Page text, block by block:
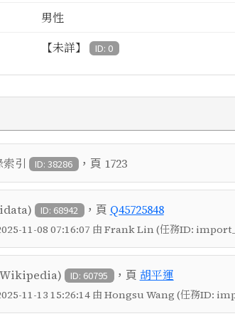
男性
【未詳】 ID: 0
索引 ID: 38286 ，頁 1723
ID: 68942 ，頁 Q45725848
11-08 07:16:07 由 Frank Lin (任務ID:
ID: 60795 ，頁 胡平運
11-13 15:26:14 由 Hongsu Wang (任務ID: